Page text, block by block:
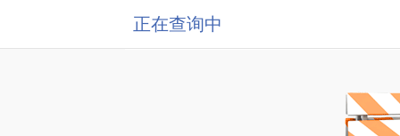
正在查询中